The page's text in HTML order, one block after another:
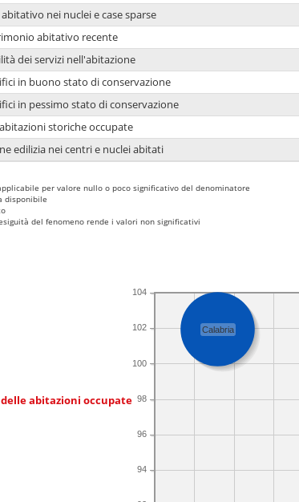
nei nuclei e case sparse
abitativo recente
dei servizi nell'abitazione
in buono stato di conservazione
in pessimo stato di conservazione
storiche occupate
edilizia nei centri e nuclei abitati
per valore nullo o poco significativo del denominatore
disponibile
del fenomeno rende i valori non significativi
abitazioni occupate
94
96
98
100
102
104
Calabria